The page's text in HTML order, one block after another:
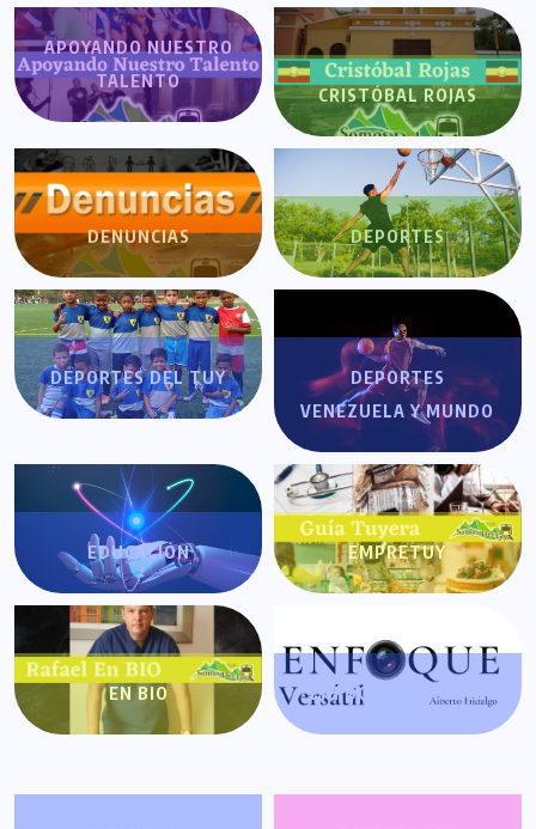
APOYANDO NUESTRO
TALENTO
CRISTÓBAL ROJAS
DENUNCIAS DEPORTES
DEPORTES DEL TUY
DEPORTES
VENEZUELA Y MUNDO
EDUCACIÓN EMPRETUY
EN BIO ENFOQUE VERSÁTIL